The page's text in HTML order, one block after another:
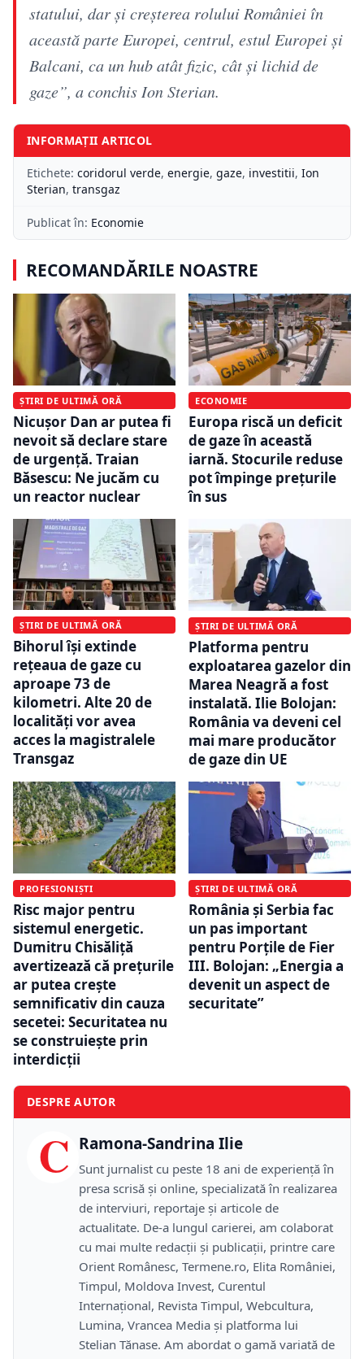
statului, dar și creșterea rolului României în
această parte Europei, centrul, estul Europei și
Balcani, ca un hub atât fizic, cât și lichid de
gaze”, a conchis Ion Sterian.
INFORMAȚII ARTICOL
Etichete: coridorul verde, energie, gaze, investitii, Ion
Sterian, transgaz
Publicat în: Economie
RECOMANDĂRILE NOASTRE
ȘTIRI DE ULTIMĂ ORĂ
Nicușor Dan ar putea fi
nevoit să declare stare
de urgență. Traian
Băsescu: Ne jucăm cu
un reactor nuclear
ECONOMIE
Europa riscă un deficit
de gaze în această
iarnă. Stocurile reduse
pot împinge prețurile
în sus
ȘTIRI DE ULTIMĂ ORĂ
Bihorul își extinde
rețeaua de gaze cu
aproape 73 de
kilometri. Alte 20 de
localități vor avea
acces la magistralele
Transgaz
ȘTIRI DE ULTIMĂ ORĂ
Platforma pentru
exploatarea gazelor din
Marea Neagră a fost
instalată. Ilie Bolojan:
România va deveni cel
mai mare producător
de gaze din UE
PROFESIONIȘTI
Risc major pentru
sistemul energetic.
Dumitru Chisăliță
avertizează că prețurile
ar putea crește
semnificativ din cauza
secetei: Securitatea nu
se construiește prin
interdicții
ȘTIRI DE ULTIMĂ ORĂ
România și Serbia fac
un pas important
pentru Porțile de Fier
III. Bolojan: „Energia a
devenit un aspect de
securitate”
DESPRE AUTOR
C Ramona-Sandrina Ilie
Sunt jurnalist cu peste 18 ani de experiență în
presa scrisă și online, specializată în realizarea
de interviuri, reportaje și articole de
actualitate. De-a lungul carierei, am colaborat
cu mai multe redacții și publicații, printre care
Orient Românesc, Termene.ro, Elita României,
Timpul, Moldova Invest, Curentul
Internațional, Revista Timpul, Webcultura,
Lumina, Vrancea Media și platforma lui
Stelian Tănase. Am abordat o gamă variată de